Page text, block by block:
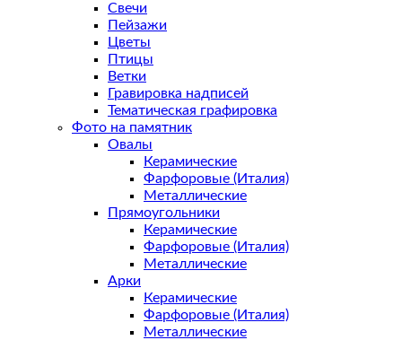
Свечи
Пейзажи
Цветы
Птицы
Ветки
Гравировка надписей
Тематическая графировка
Фото на памятник
Овалы
Керамические
Фарфоровые (Италия)
Металлические
Прямоугольники
Керамические
Фарфоровые (Италия)
Металлические
Арки
Керамические
Фарфоровые (Италия)
Металлические